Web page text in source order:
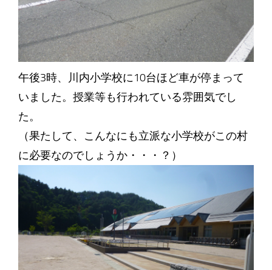
午後3時、川内小学校に10台ほど車が停まって
いました。授業等も行われている雰囲気でし
た。
（果たして、こんなにも立派な小学校がこの村
に必要なのでしょうか・・・？）